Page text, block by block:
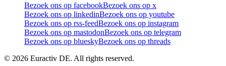
Bezoek ons op facebookBezoek ons op x
Bezoek ons op linkedinBezoek ons op youtube
Bezoek ons op rss-feedBezoek ons op instagram
Bezoek ons op mastodonBezoek ons op telegram
Bezoek ons op blueskyBezoek ons op threads
© 2026 Euractiv DE. All rights reserved.